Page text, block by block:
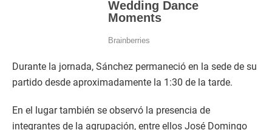
Durante la jornada, Sánchez permaneció en la sede de su
partido desde aproximadamente la 1:30 de la tarde.
En el lugar también se observó la presencia de
integrantes de la agrupación, entre ellos José Domingo